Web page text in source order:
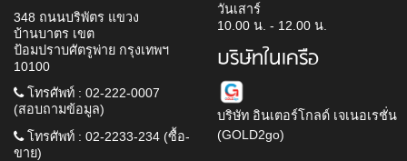
348 ถนนบริพัตร แขวง
บ้านบาตร เขต
ป้อมปราบศัตรูพ่าย กรุงเทพฯ
10100
โทรศัพท์ : 02-222-0007
(สอบถามข้อมูล)
โทรศัพท์ : 02-2233-234 (ซื้อ-
ขาย)
วันเสาร์
10.00 น. - 12.00 น.
บริษัทในเครือ
บริษัท อินเตอร์โกลด์ เจเนอเรชั่น
(GOLD2go)